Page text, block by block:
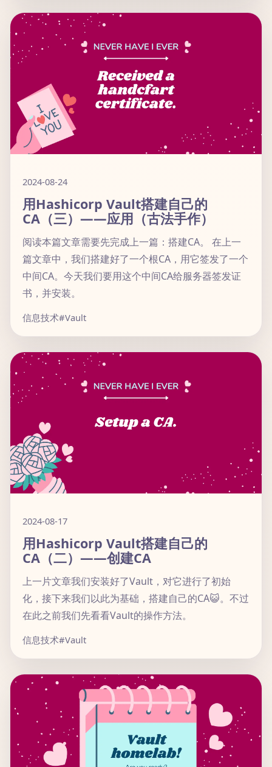
2024-08-24
用Hashicorp Vault搭建自己的
CA（三）——应用（古法手作）
阅读本篇文章需要先完成上一篇：搭建CA。 在上一
篇文章中，我们搭建好了一个根CA，用它签发了一个
中间CA。今天我们要用这个中间CA给服务器签发证
书，并安装。
信息技术#Vault
2024-08-17
用Hashicorp Vault搭建自己的
CA（二）——创建CA
上一片文章我们安装好了Vault，对它进行了初始
化，接下来我们以此为基础，搭建自己的CA😺。不过
在此之前我们先看看Vault的操作方法。
信息技术#Vault